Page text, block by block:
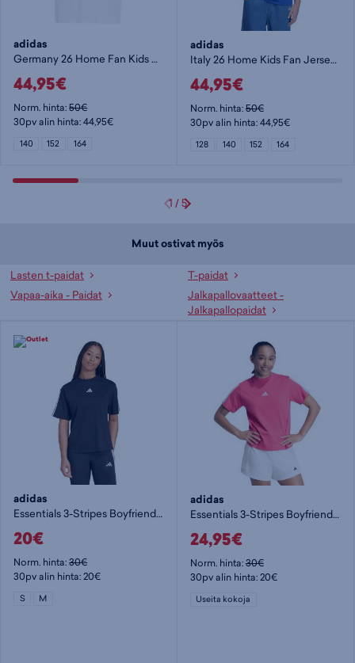
adidas
Germany 26 Home Fan Kids Jersey - lasten t-paita
44,95€
Norm. hinta:50€
30pv alin hinta: 44,95€
140 152 164
adidas
Italy 26 Home Kids Fan Jersey - lasten t-paita
44,95€
Norm. hinta:50€
30pv alin hinta: 44,95€
128 140 152 164
1 /5
Muut ostivat myös
Lasten t-paidat
T-paidat
Vapaa-aika - Paidat
Jalkapallovaatteet -
Jalkapallopaidat
adidas
Essentials 3-Stripes Boyfriend T-Shirt W - naisten t-paita
20€
Norm. hinta:30€
30pv alin hinta: 20€
S M
adidas
Essentials 3-Stripes Boyfriend T-Shirt W - naisten t-paita
24,95€
Norm. hinta:30€
30pv alin hinta: 20€
Useita kokoja